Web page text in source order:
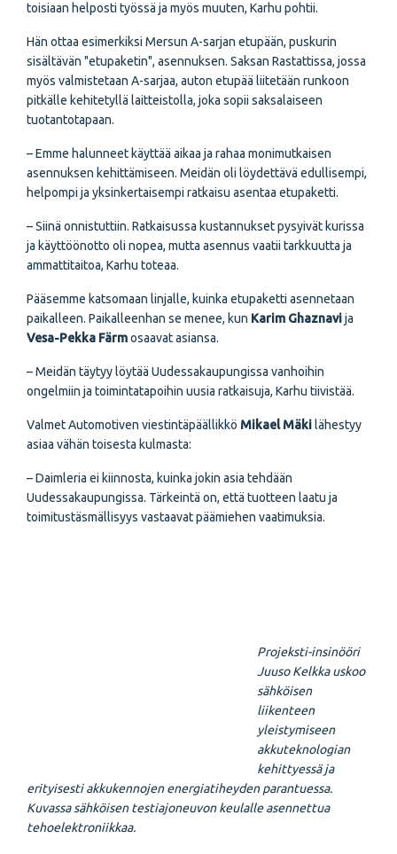
toisiaan helposti työssä ja myös muuten, Karhu pohtii.
Hän ottaa esimerkiksi Mersun A-sarjan etupään, puskurin
sisältävän "etupaketin", asennuksen. Saksan Rastattissa, jossa
myös valmistetaan A-sarjaa, auton etupää liitetään runkoon
pitkälle kehitetyllä laitteistolla, joka sopii saksalaiseen
tuotantotapaan.
– Emme halunneet käyttää aikaa ja rahaa monimutkaisen
asennuksen kehittämiseen. Meidän oli löydettävä edullisempi,
helpompi ja yksinkertaisempi ratkaisu asentaa etupaketti.
– Siinä onnistuttiin. Ratkaisussa kustannukset pysyivät kurissa
ja käyttöönotto oli nopea, mutta asennus vaatii tarkkuutta ja
ammatti­taitoa, Karhu toteaa.
Pääsemme katsomaan linjalle, kuinka etupaketti asennetaan
paikalleen. Paikalleenhan se menee, kun Karim Ghaznavija
Vesa-Pekka Färmosaavat asiansa.
– Meidän täytyy löytää Uudessakaupungissa vanhoihin
ongelmiin ja toimintatapoihin uusia ratkaisuja, Karhu tiivistää.
Valmet Automotiven viestintäpäällikkö Mikael Mäkilähestyy
asiaa vähän toisesta kulmasta:
– Daimleria ei kiinnosta, kuinka jokin asia tehdään
Uudessakaupungissa. Tärkeintä on, että tuotteen laatu ja
toimitustäsmällisyys vastaavat päämiehen vaatimuksia.
Projeksti-insinööri
Juuso Kelkka uskoo
sähköisen
liikenteen
yleistymiseen
akkuteknologian
kehittyessä ja
erityisesti akkukennojen energiatiheyden parantuessa.
Kuvassa sähköisen testiajoneuvon keulalle asennettua
tehoelektroniikkaa.